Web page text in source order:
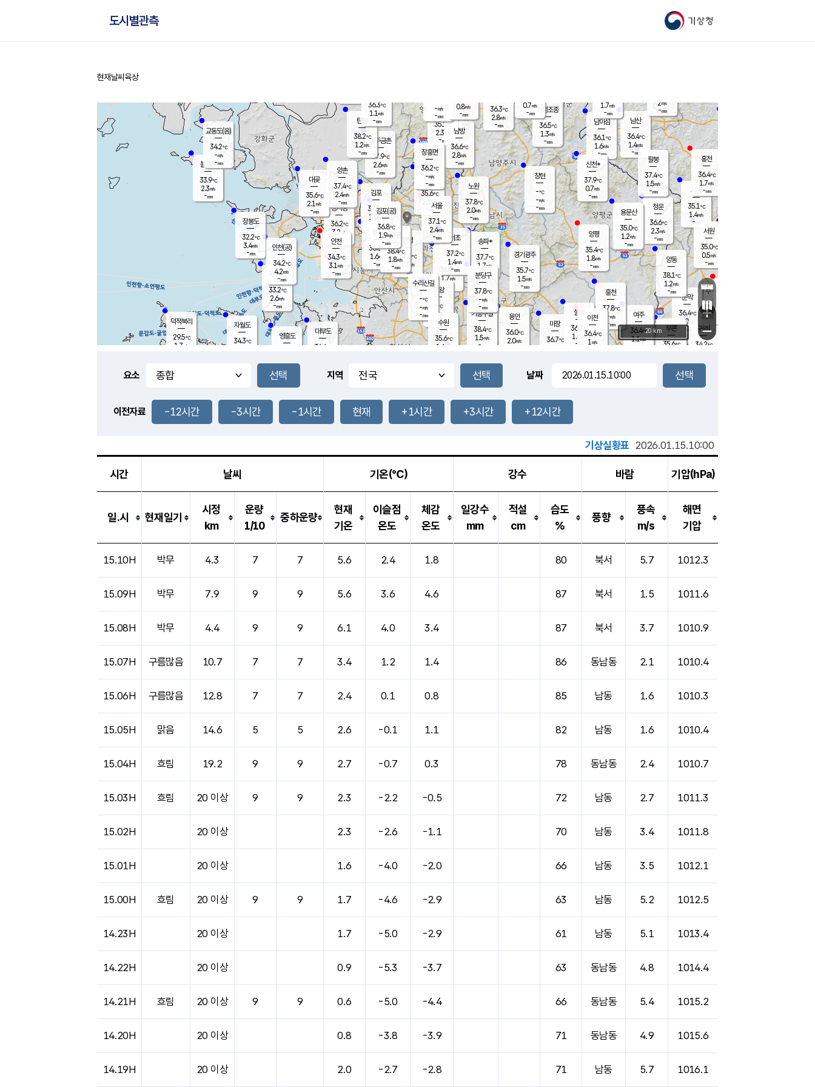
기상청
도시별관측
홈
현재날씨 육상
풍도
0.3m/s
문막
36.4℃
2.0m/s
mm
남이섬
36.1℃
1.6m/s
-mm
무의도
33.2℃
2.6m/s
-mm
영흥도
볼음도
33.9℃
2.3m/s
-mm
자월도
34.3℃
양주
35.2℃
2.3
-mm
부론
35.6℃
과천
36.0℃
1.7m/s
- mm
남산
36.4℃
1.4m/s
-mm
장봉도
32.2℃
3.4m/s
-mm
-mm
청운
36.6℃
2.3m/s
-mm
팔봉
37.4℃
1.5m/s
-mm
-mm
용인
36.0℃
2.0m/s
여주
36.4℃
1.1m/s
양동
38.1℃
1.2m/s
-mm
경기광주
35.7℃
1.5m/s
-mm
장호원
1.7m/s
-mm
34.4
℃
대부도
34.6
-
경서동
36.2℃
3.2 m/s
-mm
파주금촌
37.9℃
2.6m/s
-mm
가평조종
36.5℃
1.3m/s
-mm
36.3℃
2.8m/s
-mm
대곶
35.6℃
2.1 m/s
-mm
신천*
37.9℃
0.7m/s
-mm
창현
-℃
-m/s
-mm
탄현
38.2℃
1.2m/s
-mm
0.7m/s
-mm
37.0℃
2.1m/s
-mm
흥천
37.8℃
-m/s
-mm
마장
36.7℃
의왕
- ℃
m/s
mm
김포
37.9℃
1.0 m/s
mm
설봉
36.7
1.0 m/s
- mm
광명
37.6 ℃
1.3 m/s
-mm
부천
36.8℃
1.6m/s
-mm
-mm
양촌
37.4℃
2.4m/s
-mm
구로
38.4℃
1.8m/s
-mm
은평
35.6℃
2.1 m/s
- mm
노원
37.8℃
2.0m/s
-mm
송파*
37.7℃
1.7m/s
-mm
서초
37.2℃
1.4m/s
-mm
남방
36.6℃
2.8m/s
-mm
기흥구갈
38.4℃
1.5m/s
-
수리산길
-℃
-m/s
-mm
분당구
37.8℃
-m/s
-mm
장흥면
36.2℃
-m/s
-mm
-m/s
-mm
시동
35.1℃
1.4m/s
- mm
귀래
34.2℃
서원
35.0℃
0.5m/s
-mm
용문산
35.0℃
1.2m/s
-mm
덕적북리
29.5℃
1.7 m/s
인천(공)
34.2℃
4.2m/s
-mm
김포(공)
36.8℃
1.9m/s
-mm
교동도(음)
34.2℃
-m/s
-mm
홍천
36.4℃
1.7m/s
-mm
이천
36.4℃
1 m/s
양평
35.4℃
1.8m/s
-mm
수원
35.6℃
1.6 m/s
인천
34.3℃
3.1 m/s
-mm
서울
37.1℃
2.4m/s
-mm
2m/s
-mm
36.3℃
1.1 m/s
-mm
0.8m/s
-mm
+
−
20 km
요소 지역 날짜
이전자료 -12시간 -3시간 -1시간 현재 +1시간 +3시간 +12시간
기상실황표 2026.01.15.10:00
시간 날씨 기온(℃) 강수 바람 기압(hPa)
일.시 현재일기
시정
km
운량
1/10
중하운량
현재
기온
이슬점
온도
체감
온도
일강수
mm
적설
cm
습도
%
풍향
풍속
m/s
해면
기압
15.10H 박무 4.3 7 7 5.6 2.4 1.8 80 북서 5.7 1012.3
15.09H 박무 7.9 9 9 5.6 3.6 4.6 87 북서 1.5 1011.6
15.08H 박무 4.4 9 9 6.1 4.0 3.4 87 북서 3.7 1010.9
15.07H 구름많음 10.7 7 7 3.4 1.2 1.4 86 동남동 2.1 1010.4
15.06H 구름많음 12.8 7 7 2.4 0.1 0.8 85 남동 1.6 1010.3
15.05H 맑음 14.6 5 5 2.6 -0.1 1.1 82 남동 1.6 1010.4
15.04H 흐림 19.2 9 9 2.7 -0.7 0.3 78 동남동 2.4 1010.7
15.03H 흐림 20 이상 9 9 2.3 -2.2 -0.5 72 남동 2.7 1011.3
15.02H 20 이상 2.3 -2.6 -1.1 70 남동 3.4 1011.8
15.01H 20 이상 1.6 -4.0 -2.0 66 남동 3.5 1012.1
15.00H 흐림 20 이상 9 9 1.7 -4.6 -2.9 63 남동 5.2 1012.5
14.23H 20 이상 1.7 -5.0 -2.9 61 남동 5.1 1013.4
14.22H 20 이상 0.9 -5.3 -3.7 63 동남동 4.8 1014.4
14.21H 흐림 20 이상 9 9 0.6 -5.0 -4.4 66 동남동 5.4 1015.2
14.20H 20 이상 0.8 -3.8 -3.9 71 동남동 4.9 1015.6
14.19H 20 이상 2.0 -2.7 -2.8 71 남동 5.7 1016.1